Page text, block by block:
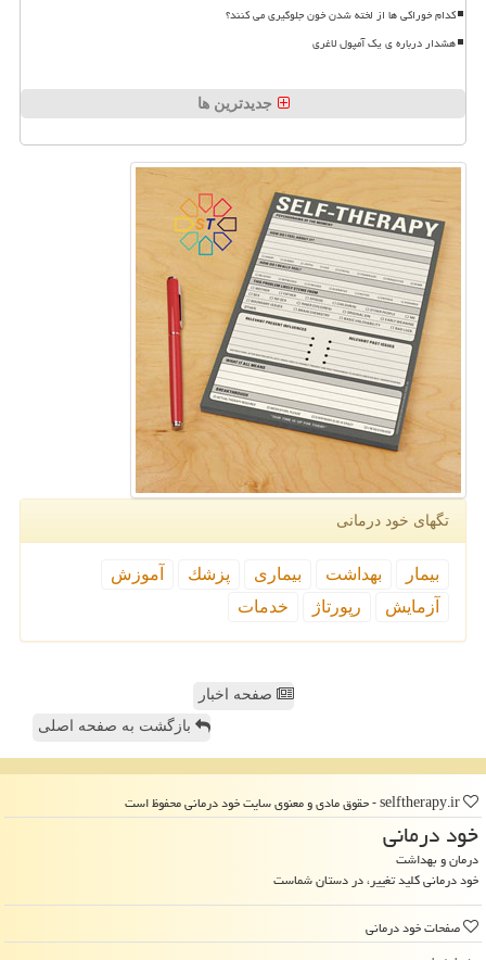
کدام خوراکی ها از لخته شدن خون جلوگیری می کنند؟
هشدار درباره ی یک آمپول لاغری
جدیدترین ها
تگهای خود درمانی
بیمار بهداشت بیماری پزشك
آموزش
آزمایش
رپورتاژ خدمات
صفحه اخبار
بازگشت به صفحه اصلی
خود درمانی
درمان و بهداشت
خود درمانی کلید تغییر، در دستان شماست
صفحات خود درمانی